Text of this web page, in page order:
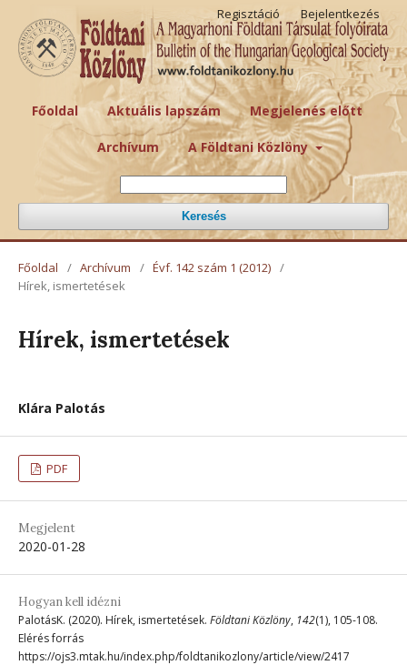
Főoldal Aktuális lapszám Megjelenés előtt
Archívum A Földtani Közlöny
Keresés
Regisztáció Bejelentkezés
Főoldal / Archívum / Évf. 142 szám 1 (2012) /
Hírek, ismertetések
Hírek, ismertetések
Klára Palotás
PDF
Megjelent
2020-01-28
Hogyan kell idézni
PalotásK. (2020). Hírek, ismertetések. Földtani Közlöny, 142(1), 105-108.
Elérés forrás
https://ojs3.mtak.hu/index.php/foldtanikozlony/article/view/2417